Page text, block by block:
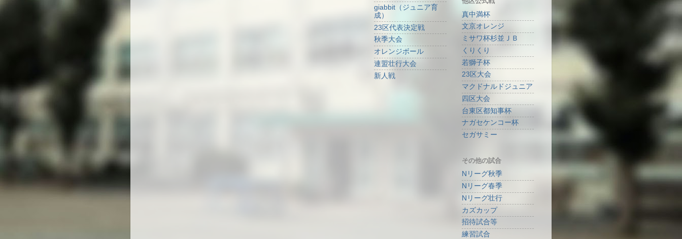
giabbit（ジュニア育
成）
23区代表決定戦
秋季大会
オレンジボール
連盟壮行大会
新人戦
真中満杯
文京オレンジ
ミサワ杯杉並ＪＢ
くりくり
若獅子杯
23区大会
マクドナルドジュニア
四区大会
台東区都知事杯
ナガセケンコー杯
セガサミー
その他の試合
Nリーグ秋季
Nリーグ春季
Nリーグ壮行
カズカップ
招待試合等
練習試合